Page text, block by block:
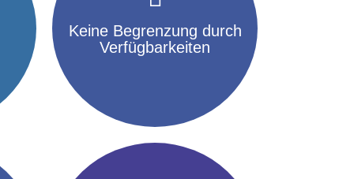
Keine Begrenzung durch
Verfügbarkeiten
Maschinen- oder
Werksverfügbarkeiten spielen